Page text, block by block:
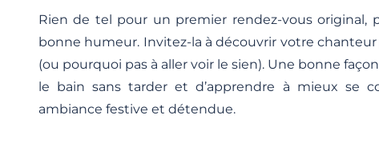
Rien de tel pour un premier rendez-vous original,
bonne humeur. Invitez-la à découvrir votre
(ou pourquoi pas à aller voir le sien). Une bonne
le bain sans tarder et d’apprendre à mieux se
ambiance festive et détendue.